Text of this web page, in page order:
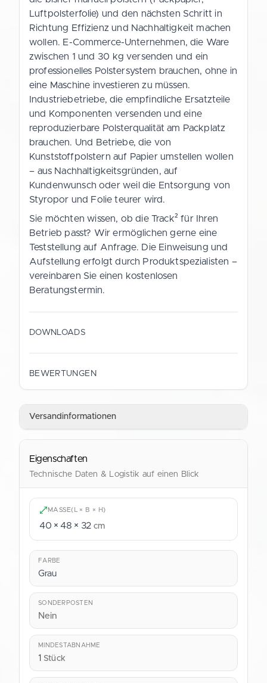
Luftpolsterfolie) und den nächsten Schritt in
Richtung Effizienz und Nachhaltigkeit machen
wollen. E-Commerce-Unternehmen, die Ware
zwischen 1 und 30 kg versenden und ein
professionelles Polstersystem brauchen, ohne in
eine Maschine investieren zu müssen.
Industriebetriebe, die empfindliche Ersatzteile
und Komponenten versenden und eine
reproduzierbare Polsterqualität am Packplatz
brauchen. Und Betriebe, die von
Kunststoffpolstern auf Papier umstellen wollen
– aus Nachhaltigkeitsgründen, auf
Kundenwunsch oder weil die Entsorgung von
Styropor und Folie teurer wird.
Sie möchten wissen, ob die Track² für Ihren
Betrieb passt? Wir ermöglichen gerne eine
Teststellung auf Anfrage. Die Einweisung und
Aufstellung erfolgt durch Produktspezialisten –
vereinbaren Sie einen kostenlosen
Beratungstermin.
DOWNLOADS
PDF
BEWERTUNGEN
Versandinformationen
Eigenschaften
Technische Daten & Logistik auf einen Blick
MASSE(L × B × H)
40 × 48 × 32 cm
FARBE
Grau
SONDERPOSTEN
Nein
MINDESTABNAHME
1 Stück